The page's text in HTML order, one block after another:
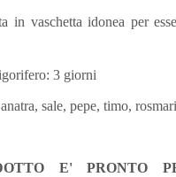
in vaschetta idonea per
3 giorni
sale, pepe, timo,
E' PRONTO